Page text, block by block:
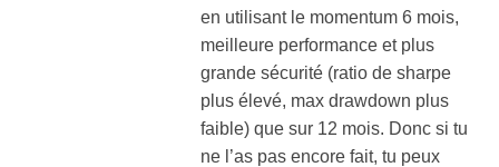
en utilisant le momentum 6 mois,
meilleure performance et plus
grande sécurité (ratio de sharpe
plus élevé, max drawdown plus
faible) que sur 12 mois. Donc si tu
ne l’as pas encore fait, tu peux